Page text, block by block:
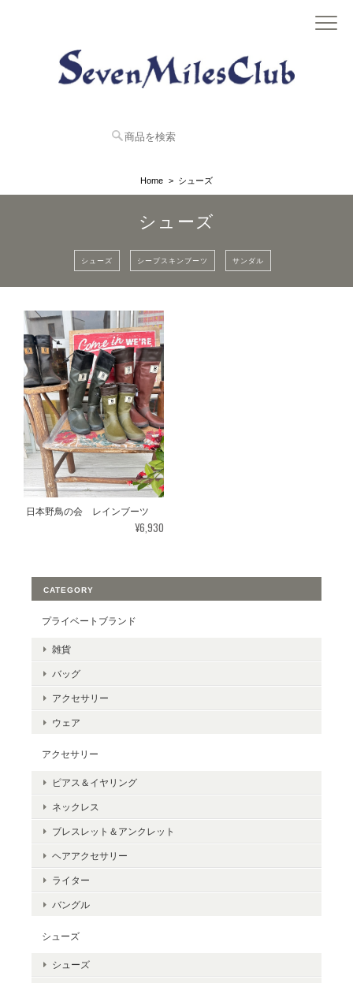
Home シューズ
シューズ
シューズ シープスキンブーツ サンダル
日本野鳥の会 レインブーツ
¥6,930
CATEGORY
プライベートブランド
雑貨
バッグ
アクセサリー
ウェア
アクセサリー
ピアス＆イヤリング
ネックレス
ブレスレット＆アンクレット
ヘアアクセサリー
ライター
バングル
シューズ
シューズ